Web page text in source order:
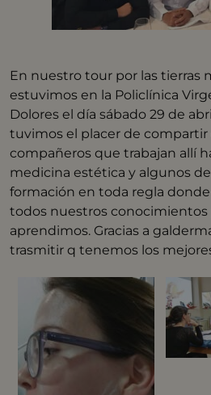
En nuestro tour por las tierras
estuvimos en la Policlínica
Dolores el día sábado 29 de
tuvimos el placer de compartir
compañeros que trabajan allí
medicina estética y algunos
formación en toda regla
todos nuestros conocimientos
aprendimos. Gracias a
trasmitir q tenemos los